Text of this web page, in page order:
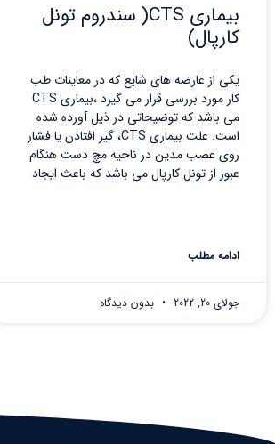
بیماری CTS( سندروم تونل
کارپال)
یکی از عارضه های شایع که در معاینات طب
کار مورد بررسی قرار می گیرد ،بیماری CTS
می باشد که توضیحاتی در ذیل آورده شده
است. علت بیماری CTS، گیر افتادن یا فشار
روی عصب مدین در ناحیه مچ دست هنگام
عبور از تونل کارپال می باشد که باعث ایجاد
ادامه مطلب
جولای 20, 2022 بدون دیدگاه